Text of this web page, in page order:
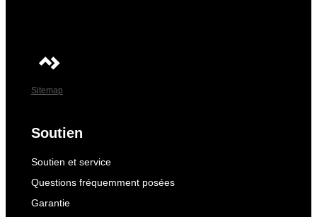
Sitemap
Soutien
Soutien et service
Questions fréquemment posées
Garantie